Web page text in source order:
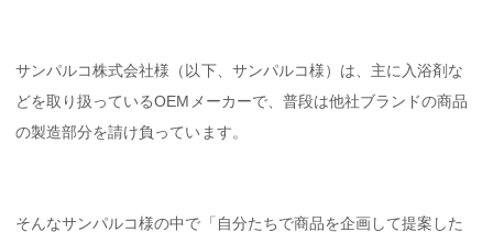
サンパルコ株式会社様（以下、サンパルコ様）は、主に入浴剤な
どを取り扱っているOEMメーカーで、普段は他社ブランドの商品
の製造部分を請け負っています。
そんなサンパルコ様の中で「自分たちで商品を企画して提案した